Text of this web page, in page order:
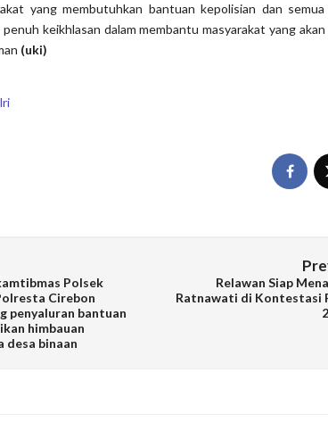
yang membutuhkan bantuan kepolisian dan
keikhlasan dalam membantu masyarakat yang
(uki)
Polsek
Cirebon
penyaluran bantuan
himbauan
desa binaan
Relawan Siap
Ratnawati di Kontestasi